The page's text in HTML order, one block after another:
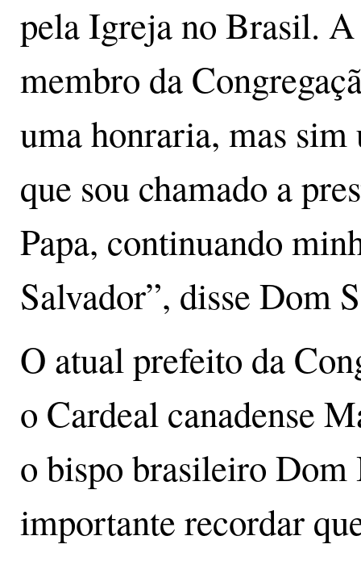
pela Igreja no Brasil. A
membro da
uma honraria, mas
que sou chamado a
Papa, continuando
Salvador”, disse Dom
O atual prefeito da
o Cardeal canadense
o bispo brasileiro
importante recordar